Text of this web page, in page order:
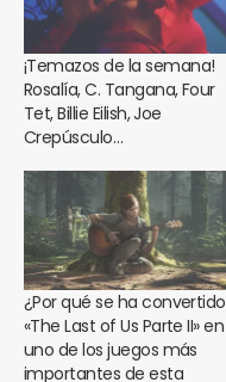
¡Temazos de la semana!
Rosalía, C. Tangana, Four
Tet, Billie Eilish, Joe
Crepúsculo…
¿Por qué se ha convertido
«The Last of Us Parte II» en
uno de los juegos más
importantes de esta